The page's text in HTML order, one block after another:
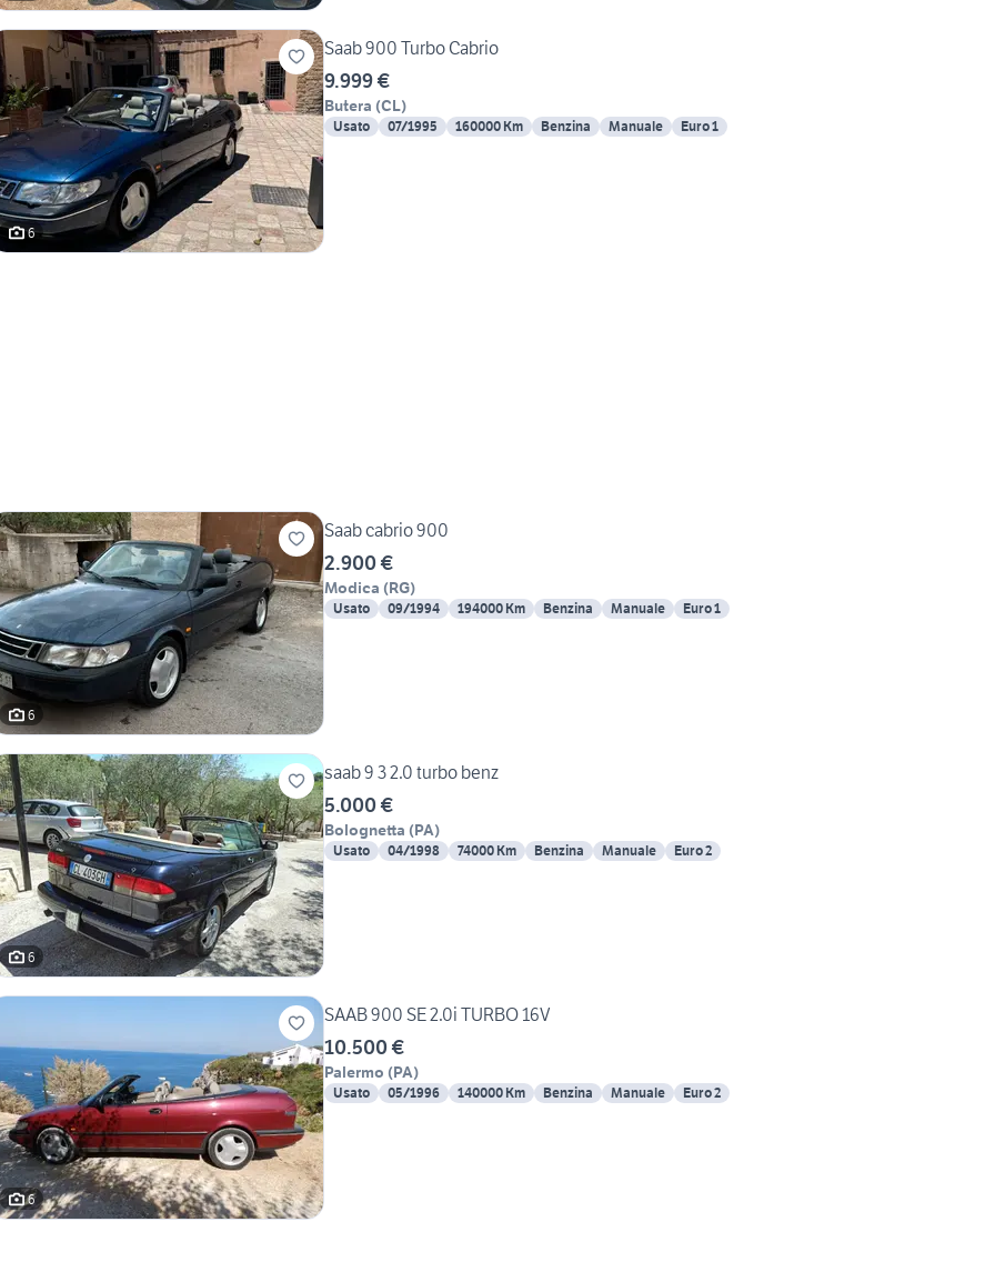
6
Saab 900 Turbo Cabrio
9.999 €
Butera (CL)
Usato 07/1995 160000 Km Benzina Manuale Euro 1
6
Saab cabrio 900
2.900 €
Modica (RG)
Usato 09/1994 194000 Km Benzina Manuale Euro 1
6
saab 9 3 2.0 turbo benz
5.000 €
Bolognetta (PA)
Usato 04/1998 74000 Km Benzina Manuale Euro 2
6
SAAB 900 SE 2.0i TURBO 16V
10.500 €
Palermo (PA)
Usato 05/1996 140000 Km Benzina Manuale Euro 2